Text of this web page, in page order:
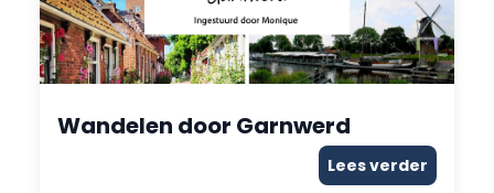
Wandelen door Garnwerd
Lees verder